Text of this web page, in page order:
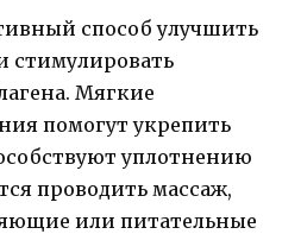
способ улучшить
стимулировать
Мягкие
помогут укрепить
уплотнению
проводить массаж,
или питательные